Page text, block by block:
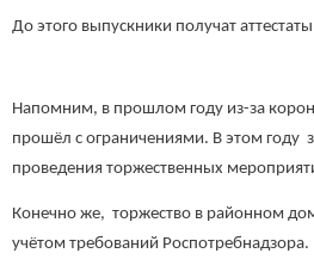
До этого выпускники получат
Напомним, в прошлом году из-за
прошёл с ограничениями. В этом году
проведения торжественных
Конечно же, торжество в районном
учётом требований Роспотребнадзора.